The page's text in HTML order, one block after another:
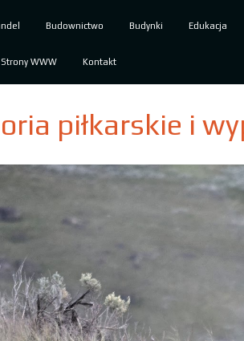
Budownictwo Budynki Edukacja
Strony WWW Kontakt
piłkarskie i